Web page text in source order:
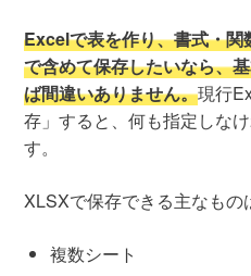
Excelで表を作り、書式・
で含めて保存したいなら、
ば間違いありません。現行
存」すると、何も指定しな
す。
XLSXで保存できる主なもの
複数シート